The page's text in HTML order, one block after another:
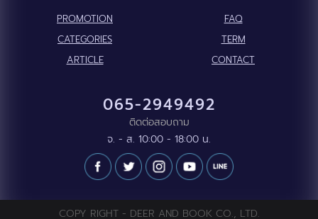
PROMOTION
FAQ
CATEGORIES
TERM
ARTICLE
CONTACT
065-2949492
ติดต่อสอบถาม
จ. - ส. 10:00 - 18:00 น.
COPY RIGHT - DEER AND BOOK CO., LTD.